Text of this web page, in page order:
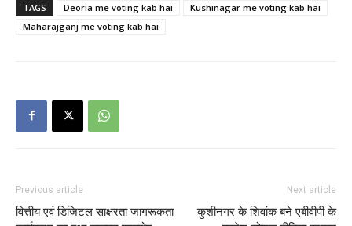
TAGS Deoria me voting kab hai
Kushinagar me voting kab hai
Maharajganj me voting kab hai
Previous article
वित्तीय एवं डिजिटल साक्षरता जागरूकता
Next article
कुशीनगर के शिवांक बने एबीवीपी के